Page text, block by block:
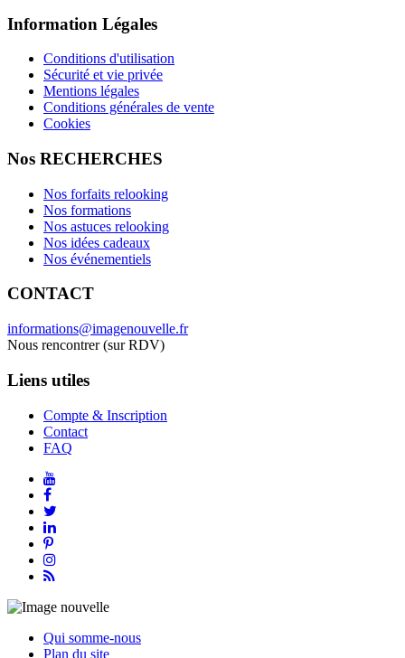
Information Légales
Conditions d'utilisation
Sécurité et vie privée
Mentions légales
Conditions générales de vente
Cookies
Nos RECHERCHES
Nos forfaits relooking
Nos formations
Nos astuces relooking
Nos idées cadeaux
Nos événementiels
CONTACT
informations@imagenouvelle.fr
Nous rencontrer (sur RDV)
Liens utiles
Compte & Inscription
Contact
FAQ
Qui somme-nous
Plan du site